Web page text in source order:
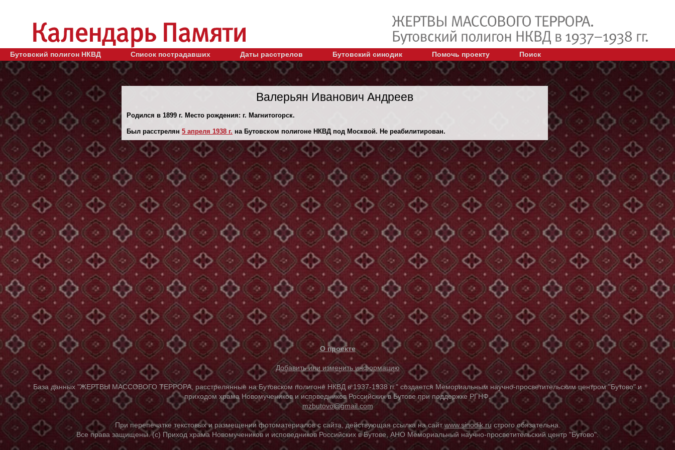
Бутовский полигон НКВД Список пострадавших Даты расстрелов Бутовский синодик Помочь проекту Поиск
Валерьян Иванович Андреев
Родился в 1899 г. Место рождения: г. Магнитогорск.
Был расстрелян 5 апреля 1938 г. на Бутовском полигоне НКВД под Москвой. Не реабилитирован.
О проекте
Добавить или изменить информацию
База данных "ЖЕРТВЫ МАССОВОГО ТЕРРОРА, расстрелянные на Бутовском полигоне НКВД в 1937-1938 гг." создается Мемориальным научно-просветительским центром "Бутово" и
приходом храма Новомучеников и исповедников Российских в Бутове при поддержке РГНФ.
mzbutovo@gmail.com
При перепечатке текстовых и размещении фотоматериалов с сайта, действующая ссылка на сайтwww.sinodik.ru строго обязательна.
Все права защищены. (с) Приход храма Новомучеников и исповедников Российских в Бутове, АНО Мемориальный научно-просветительский центр "Бутово".